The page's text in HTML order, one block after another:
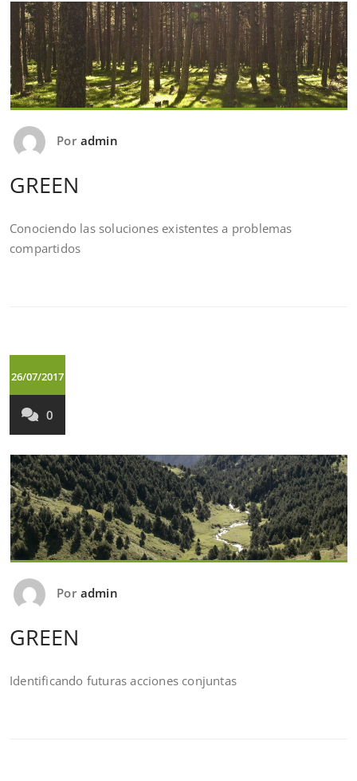
Por admin
GREEN
Conociendo las soluciones existentes a problemas
compartidos
26/07/2017
0
Por admin
GREEN
Identificando futuras acciones conjuntas